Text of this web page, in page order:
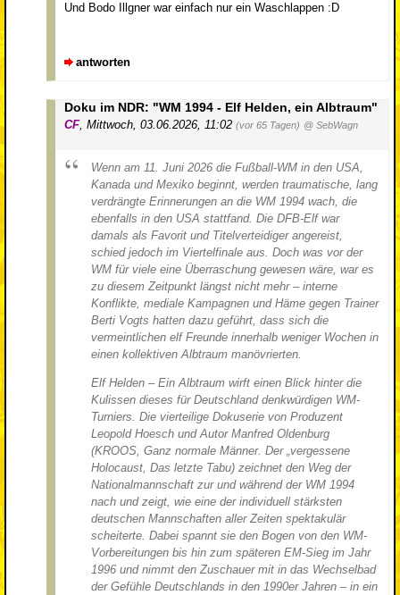
Und Bodo Illgner war einfach nur ein Waschlappen :D
antworten
Doku im NDR: "WM 1994 - Elf Helden, ein Albtraum"
CF, Mittwoch, 03.06.2026, 11:02 (vor 65 Tagen) @ SebWagn
Wenn am 11. Juni 2026 die Fußball-WM in den USA,
Kanada und Mexiko beginnt, werden traumatische, lang
verdrängte Erinnerungen an die WM 1994 wach, die
ebenfalls in den USA stattfand. Die DFB-Elf war
damals als Favorit und Titelverteidiger angereist,
schied jedoch im Viertelfinale aus. Doch was vor der
WM für viele eine Überraschung gewesen wäre, war es
zu diesem Zeitpunkt längst nicht mehr – interne
Konflikte, mediale Kampagnen und Häme gegen Trainer
Berti Vogts hatten dazu geführt, dass sich die
vermeintlichen elf Freunde innerhalb weniger Wochen in
einen kollektiven Albtraum manövrierten.
Elf Helden – Ein Albtraum wirft einen Blick hinter die
Kulissen dieses für Deutschland denkwürdigen WM-
Turniers. Die vierteilige Dokuserie von Produzent
Leopold Hoesch und Autor Manfred Oldenburg
(KROOS, Ganz normale Männer. Der „vergessene
Holocaust, Das letzte Tabu) zeichnet den Weg der
Nationalmannschaft zur und während der WM 1994
nach und zeigt, wie eine der individuell stärksten
deutschen Mannschaften aller Zeiten spektakulär
scheiterte. Dabei spannt sie den Bogen von den WM-
Vorbereitungen bis hin zum späteren EM-Sieg im Jahr
1996 und nimmt den Zuschauer mit in das Wechselbad
der Gefühle Deutschlands in den 1990er Jahren – in ein